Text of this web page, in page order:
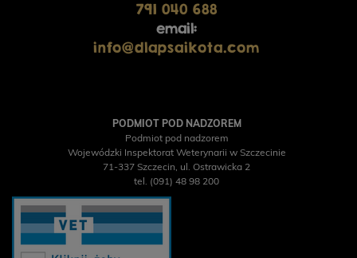
791 040 688
email:
info@dlapsaikota.com
PODMIOT POD NADZOREM
Podmiot pod nadzorem
Wojewódzki Inspektorat Weterynarii w Szczecinie
71-337 Szczecin, ul. Ostrawicka 2
tel. (091) 48 98 200